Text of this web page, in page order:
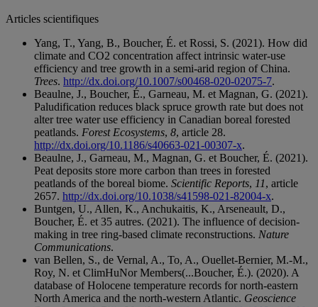
Articles scientifiques
Yang, T., Yang, B., Boucher, É. et Rossi, S. (2021). How did
climate and CO2 concentration affect intrinsic water-use
efficiency and tree growth in a semi-arid region of China.
Trees. http://dx.doi.org/10.1007/s00468-020-02075-7.
Beaulne, J., Boucher, É., Garneau, M. et Magnan, G. (2021).
Paludification reduces black spruce growth rate but does not
alter tree water use efficiency in Canadian boreal forested
peatlands. Forest Ecosystems, 8, article 28.
http://dx.doi.org/10.1186/s40663-021-00307-x.
Beaulne, J., Garneau, M., Magnan, G. et Boucher, É. (2021).
Peat deposits store more carbon than trees in forested
peatlands of the boreal biome. Scientific Reports, 11, article
2657. http://dx.doi.org/10.1038/s41598-021-82004-x.
Buntgen, U., Allen, K., Anchukaitis, K., Arseneault, D.,
Boucher, É. et 35 autres. (2021). The influence of decision-
making in tree ring-based climate reconstructions. Nature
Communications.
van Bellen, S., de Vernal, A., To, A., Ouellet-Bernier, M.-M.,
Roy, N. et ClimHuNor Members(...Boucher, É.). (2020). A
database of Holocene temperature records for north‐eastern
North America and the north‐western Atlantic. Geoscience